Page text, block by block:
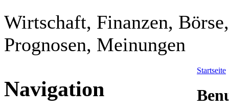
Wirtschaft, Finanzen,
Prognosen, Meinungen
Navigation
Startseite